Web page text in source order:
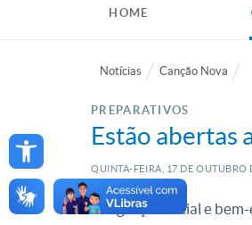
Open toolbar
HOME
Notícias Canção Nova
PREPARATIVOS
Estão abertas
QUINTA-FEIRA, 17 DE OUTUBRO
Integração social e